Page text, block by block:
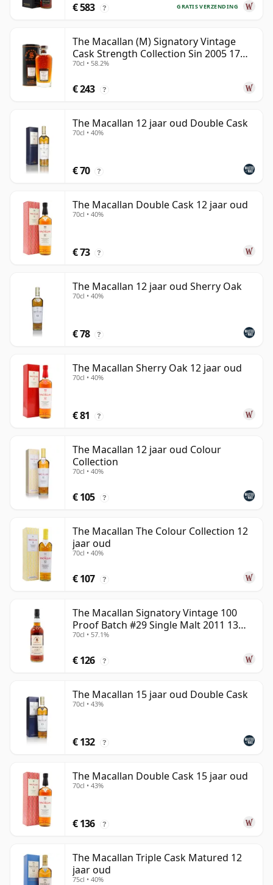
GRATIS VERZENDING
€ 583 ?
The Macallan (M) Signatory Vintage
Cask Strength Collection Sin 2005 17
jaar oud
70cl • 58.2%
€ 243 ?
The Macallan 12 jaar oud Double Cask
70cl • 40%
€ 70 ?
The Macallan Double Cask 12 jaar oud
70cl • 40%
€ 73 ?
The Macallan 12 jaar oud Sherry Oak
70cl • 40%
€ 78 ?
The Macallan Sherry Oak 12 jaar oud
70cl • 40%
€ 81 ?
The Macallan 12 jaar oud Colour
Collection
70cl • 40%
€ 105 ?
The Macallan The Colour Collection 12
jaar oud
70cl • 40%
€ 107 ?
The Macallan Signatory Vintage 100
Proof Batch #29 Single Malt 2011 13
jaar oud
70cl • 57.1%
€ 126 ?
The Macallan 15 jaar oud Double Cask
70cl • 43%
€ 132 ?
The Macallan Double Cask 15 jaar oud
70cl • 43%
€ 136 ?
The Macallan Triple Cask Matured 12
jaar oud
75cl • 40%